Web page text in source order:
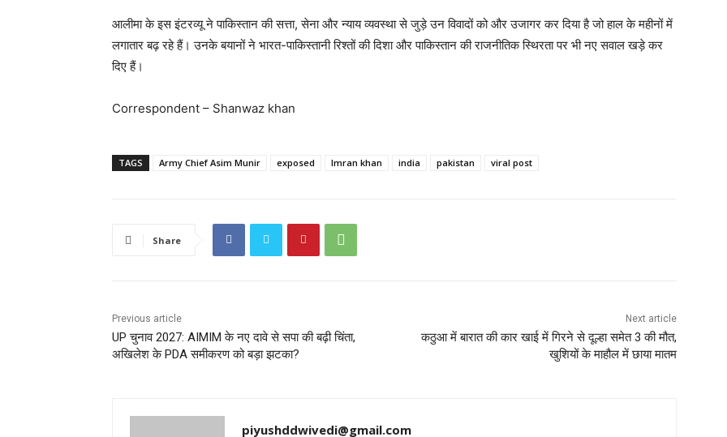
आलीमा के इस इंटरव्यू ने पाकिस्तान की सत्ता, सेना और न्याय व्यवस्था से जुड़े उन विवादों को और उजागर कर दिया है जो हाल के महीनों में
लगातार बढ़ रहे हैं। उनके बयानों ने भारत-पाकिस्तानी रिश्तों की दिशा और पाकिस्तान की राजनीतिक स्थिरता पर भी नए सवाल खड़े कर
दिए हैं।
Correspondent – Shanwaz khan
TAGS Army Chief Asim Munir exposed Imran khan india pakistan viral post
Share
Previous article
UP चुनाव 2027: AIMIM के नए दावे से सपा की बढ़ी चिंता,
अखिलेश के PDA समीकरण को बड़ा झटका?
Next article
कठुआ में बारात की कार खाई में गिरने से दूल्हा समेत 3 की मौत,
खुशियों के माहौल में छाया मातम
piyushddwivedi@gmail.com